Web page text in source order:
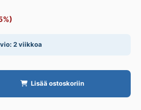
2 viikkoa
Lisää ostoskoriin